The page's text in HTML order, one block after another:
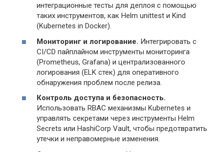
интеграционные тесты для деплоя с помощью
таких инструментов, как Helm unittest и Kind
(Kubernetes in Docker).
Мониторинг и логирование. Интегрировать с
CI/CD пайплайном инструменты мониторинга
(Prometheus, Grafana) и централизованного
логирования (ELK стек) для оперативного
обнаружения проблем после релиза.
Контроль доступа и безопасность.
Использовать RBAC механизмы Kubernetes и
управлять секретами через инструменты Helm
Secrets или HashiCorp Vault, чтобы предотвратить
утечки и неправомерные изменения.